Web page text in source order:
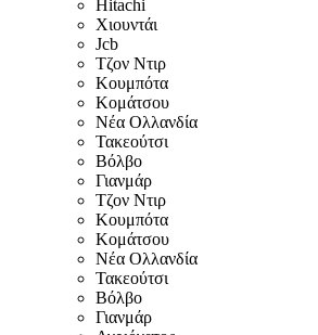
Hitachi
Χιουντάι
Jcb
Τζον Ντιρ
Κουμπότα
Κομάτσου
Νέα Ολλανδία
Τακεούτσι
Βόλβο
Γιανμάρ
Τζον Ντιρ
Κουμπότα
Κομάτσου
Νέα Ολλανδία
Τακεούτσι
Βόλβο
Γιανμάρ